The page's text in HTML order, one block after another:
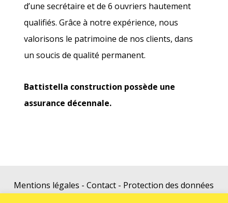
d’une secrétaire et de 6 ouvriers hautement
qualifiés. Grâce à notre expérience, nous
valorisons le patrimoine de nos clients, dans
un soucis de qualité permanent.
Battistella construction possède une
assurance décennale.
Mentions légales -Contact - Protection des données